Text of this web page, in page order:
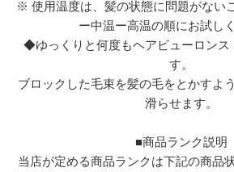
※ 使用温度は、髪の状態に問題がない
ー中温ー高温の順にお試し
◆ゆっくりと何度もヘアビューロンス
す。
ブロックした毛束を髪の毛をとかすよ
滑らせます。
■商品ランク説明
当店が定める商品ランクは下記の商品